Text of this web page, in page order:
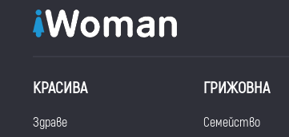
КРАСИВА
Здраве
ГРИЖОВНА
Семейство